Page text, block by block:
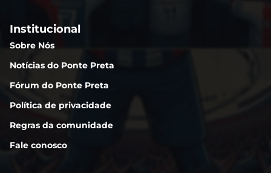
Institucional
Sobre Nós
Notícias do Ponte Preta
Fórum do Ponte Preta
Política de privacidade
Regras da comunidade
Fale conosco